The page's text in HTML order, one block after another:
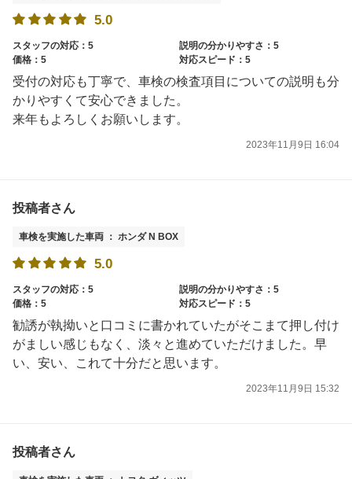
5.0
スタッフの対応：5
説明の分かりやすさ：5
価格：5
対応スピード：5
受付の対応も丁寧で、車検の検査項目についての説明も分
かりやすくて安心できました。
来年もよろしくお願いします。
2023年11月9日 16:04
投稿者さん
車検を実施した車両 ： ホンダ N BOX
5.0
スタッフの対応：5
説明の分かりやすさ：5
価格：5
対応スピード：5
勧誘が執拗いと口コミに書かれていたがそこまて押し付け
がましい感じもなく、淡々と進めていただけました。早
い、安い、これて十分だと思います。
2023年11月9日 15:32
投稿者さん